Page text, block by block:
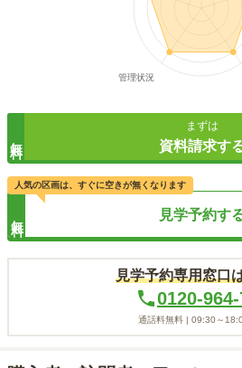
まずは
資料請求す
見学予約す
人気の区画は、すぐに空きが無くなります
見学予約専用窓口
0120-
通話料無料 | 09:30～